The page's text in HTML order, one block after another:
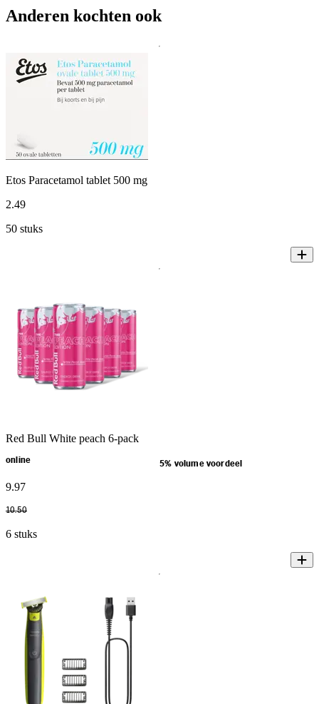
Anderen kochten ook
Etos Paracetamol tablet 500 mg
2.49
50 stuks
Red Bull White peach 6-pack
online 5% volume voordeel
9.97
10.50
6 stuks